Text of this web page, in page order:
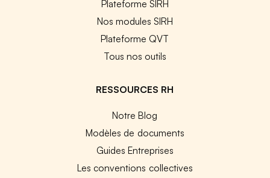
Plateforme SIRH
Nos modules SIRH
Plateforme QVT
Tous nos outils
RESSOURCES RH
Notre Blog
Modèles de documents
Guides Entreprises
Les conventions collectives